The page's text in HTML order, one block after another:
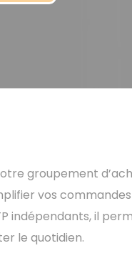
groupement
vos
indépendants, il
le quotidien.